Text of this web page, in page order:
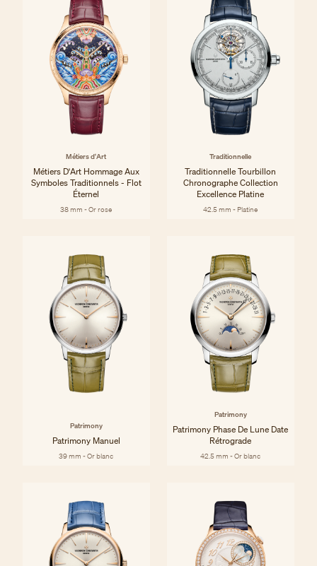
Métiers d'Art
Métiers D'Art Hommage Aux
Symboles Traditionnels - Flot
Éternel
38 mm - Or rose
Traditionnelle
Traditionnelle Tourbillon
Chronographe Collection
Excellence Platine
42.5 mm - Platine
Patrimony
Patrimony Manuel
39 mm - Or blanc
Patrimony
Patrimony Phase De Lune Date
Rétrograde
42.5 mm - Or blanc